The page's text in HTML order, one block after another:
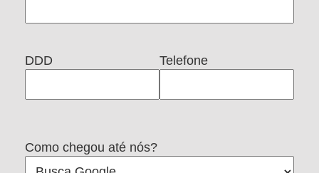
DDD Telefone
Como chegou até nós?